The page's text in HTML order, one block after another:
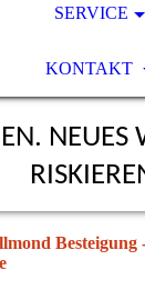
SERVICE
KONTAKT
NEUES
Besteigung